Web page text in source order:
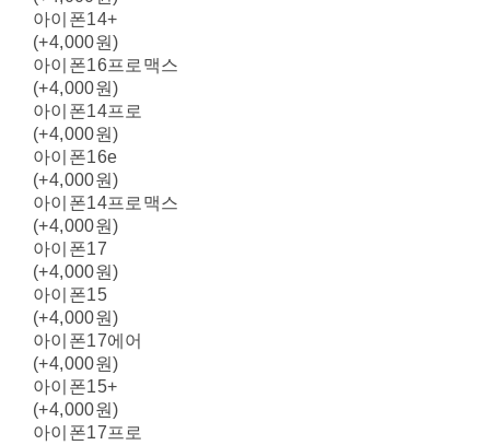
아이폰14+
(+4,000원)
아이폰16프로맥스
(+4,000원)
아이폰14프로
(+4,000원)
아이폰16e
(+4,000원)
아이폰14프로맥스
(+4,000원)
아이폰17
(+4,000원)
아이폰15
(+4,000원)
아이폰17에어
(+4,000원)
아이폰15+
(+4,000원)
아이폰17프로